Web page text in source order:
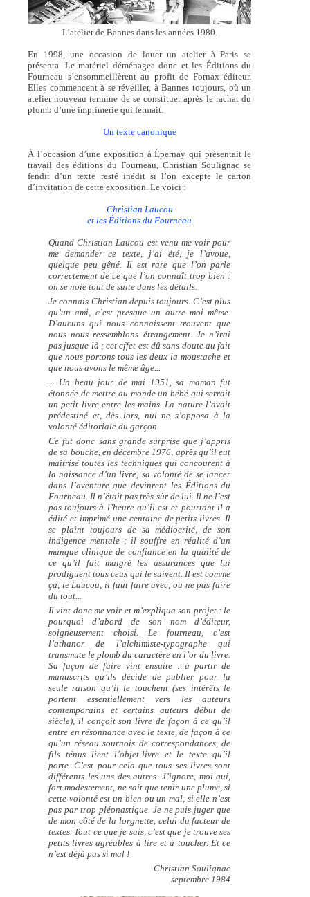
L’atelier de Bannes dans les années 1980.
En 1998, une occasion de louer un atelier à Paris se
présenta. Le matériel déménagea donc et les Éditions du
Fourneau s’ensommeillèrent au profit de Fornax éditeur.
Elles commencent à se réveiller, à Bannes toujours, où un
atelier nouveau termine de se constituer après le rachat du
plomb d’une imprimerie qui fermait.
Un texte canonique
À l’occasion d’une exposition à Épernay qui présentait le
travail des éditions du Fourneau, Christian Soulignac se
fendit d’un texte resté inédit si l’on excepte le carton
d’invitation de cette exposition. Le voici :
Christian Laucou
et les Éditions du Fourneau
Quand Christian Laucou est venu me voir pour
me demander ce texte, j’ai été, je l’avoue,
quelque peu gêné. Il est rare que l’on parle
correctement de ce que l’on connaît trop bien :
on se noie tout de suite dans les détails.
Je connais Christian depuis toujours. C’est plus
qu’un ami, c’est presque un autre moi même.
D’aucuns qui nous connaissent trouvent que
nous nous ressemblons étrangement. Je n’irai
pas jusque là ; cet effet est dû sans doute au fait
que nous portons tous les deux la moustache et
que nous avons le même âge...
... Un beau jour de mai 1951, sa maman fut
étonnée de mettre au monde un bébé qui serrait
un petit livre entre les mains. La nature l’avait
prédestiné et, dès lors, nul ne s’opposa à la
volonté éditoriale du garçon
Ce fut donc sans grande surprise que j’appris
de sa bouche, en décembre 1976, après qu’il eut
maîtrisé toutes les techniques qui concourent à
la naissance d’un livre, sa volonté de se lancer
dans l’aventure que devinrent les Éditions du
Fourneau. Il n’était pas très sûr de lui. Il ne l’est
pas toujours à l’heure qu’il est et pourtant il a
édité et imprimé une centaine de petits livres. Il
se plaint toujours de sa médiocrité, de son
indigence mentale ; il souffre en réalité d’un
manque clinique de confiance en la qualité de
ce qu’il fait malgré les assurances que lui
prodiguent tous ceux qui le suivent. Il est comme
ça, le Laucou, il faut faire avec, ou ne pas faire
du tout...
Il vint donc me voir et m’expliqua son projet : le
pourquoi d’abord de son nom d’éditeur,
soigneusement choisi. Le fourneau, c’est
l’athanor de l’alchimiste-typographe qui
transmute le plomb du caractère en l’or du livre.
Sa façon de faire vint ensuite : à partir de
manuscrits qu’ils décide de publier pour la
seule raison qu’il le touchent (ses intérêts le
portent essentiellement vers les auteurs
contemporains et certains auteurs début de
siècle), il conçoit son livre de façon à ce qu’il
entre en résonnance avec le texte, de façon à ce
qu’un réseau sournois de correspondances, de
fils ténus lient l’objet-livre et le texte qu’il
porte. C’est pour cela que tous ses livres sont
différents les uns des autres. J’ignore, moi qui,
fort modestement, ne sait que tenir une plume, si
cette volonté est un bien ou un mal, si elle n’est
pas par trop pléonastique. Je ne puis juger que
de mon côté de la lorgnette, celui du facteur de
textes. Tout ce que je sais, c’est que je trouve ses
petits livres agréables à lire et à toucher. Et ce
n’est déjà pas si mal !
Christian Soulignac
septembre 1984